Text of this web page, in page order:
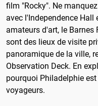
film "Rocky". Ne
avec l'Independence Hall
amateurs d'art, le
sont des lieux de visite
panoramique de la ville,
Observation Deck. En
pourquoi Philadelphie
voyageurs.